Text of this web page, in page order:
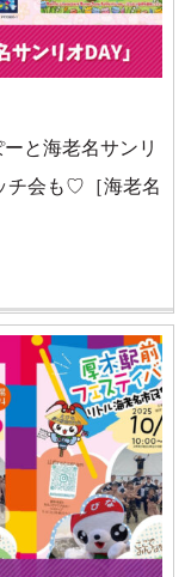
と海老名サンリ
チ会も♡［海老名